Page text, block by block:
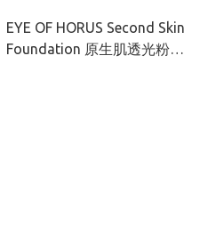
EYE OF HORUS Second Skin
Foundation 原生肌透光粉底